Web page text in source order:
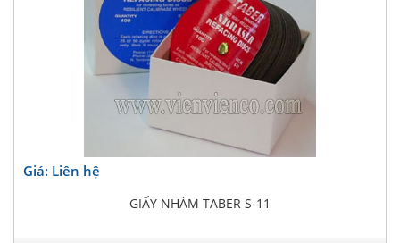
Giá: Liên hệ
GIẤY NHÁM TABER S-11